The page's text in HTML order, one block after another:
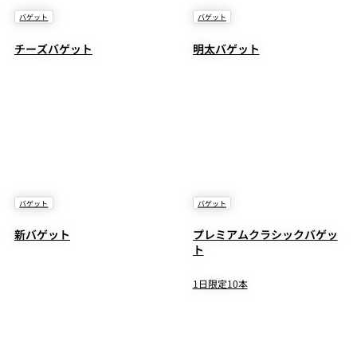
バゲット
チーズバゲット
バゲット
明太バゲット
バゲット
新バゲット
バゲット
プレミアムクラシックバゲッ
ト
1日限定10本